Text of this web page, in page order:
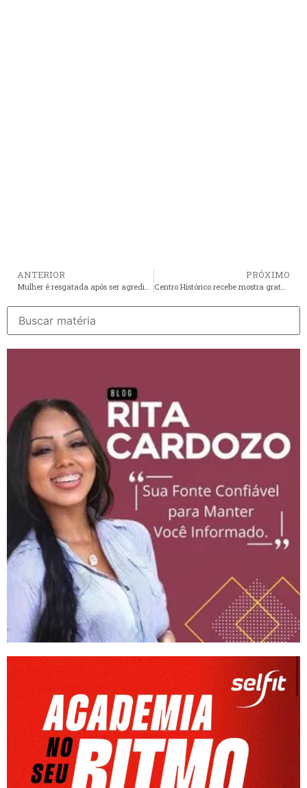
ANTERIOR PRÓXIMO
Centro Histórico recebe mostra gratuita de cinema indígena nesta semana